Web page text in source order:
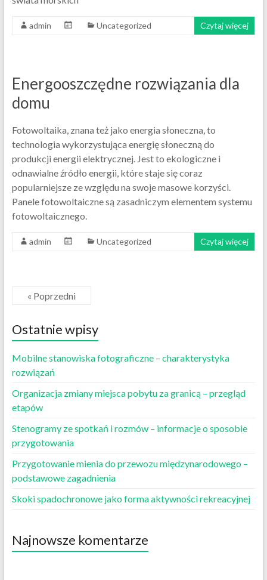
admin Uncategorized Czytaj więcej
Energooszczędne rozwiązania dla
domu
Fotowoltaika, znana też jako energia słoneczna, to
technologia wykorzystująca energię słoneczną do
produkcji energii elektrycznej. Jest to ekologiczne i
odnawialne źródło energii, które staje się coraz
popularniejsze ze względu na swoje masowe korzyści.
Panele fotowoltaiczne są zasadniczym elementem systemu
fotowoltaicznego.
admin Uncategorized Czytaj więcej
« Poprzedni
Ostatnie wpisy
Mobilne stanowiska fotograficzne – charakterystyka
rozwiązań
Organizacja zmiany miejsca pobytu za granicą – przegląd
etapów
Stenogramy ze spotkań i rozmów – informacje o sposobie
przygotowania
Przygotowanie mienia do przewozu międzynarodowego –
podstawowe zagadnienia
Skoki spadochronowe jako forma aktywności rekreacyjnej
Najnowsze komentarze